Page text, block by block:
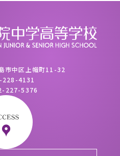
中区上幟町11-32
228-4131
227-5376